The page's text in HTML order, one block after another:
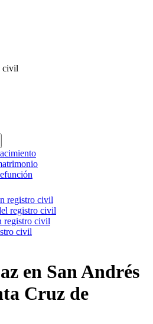
civil
registro civil
registro civil
registro civil
civil
en San Andrés
Cruz de